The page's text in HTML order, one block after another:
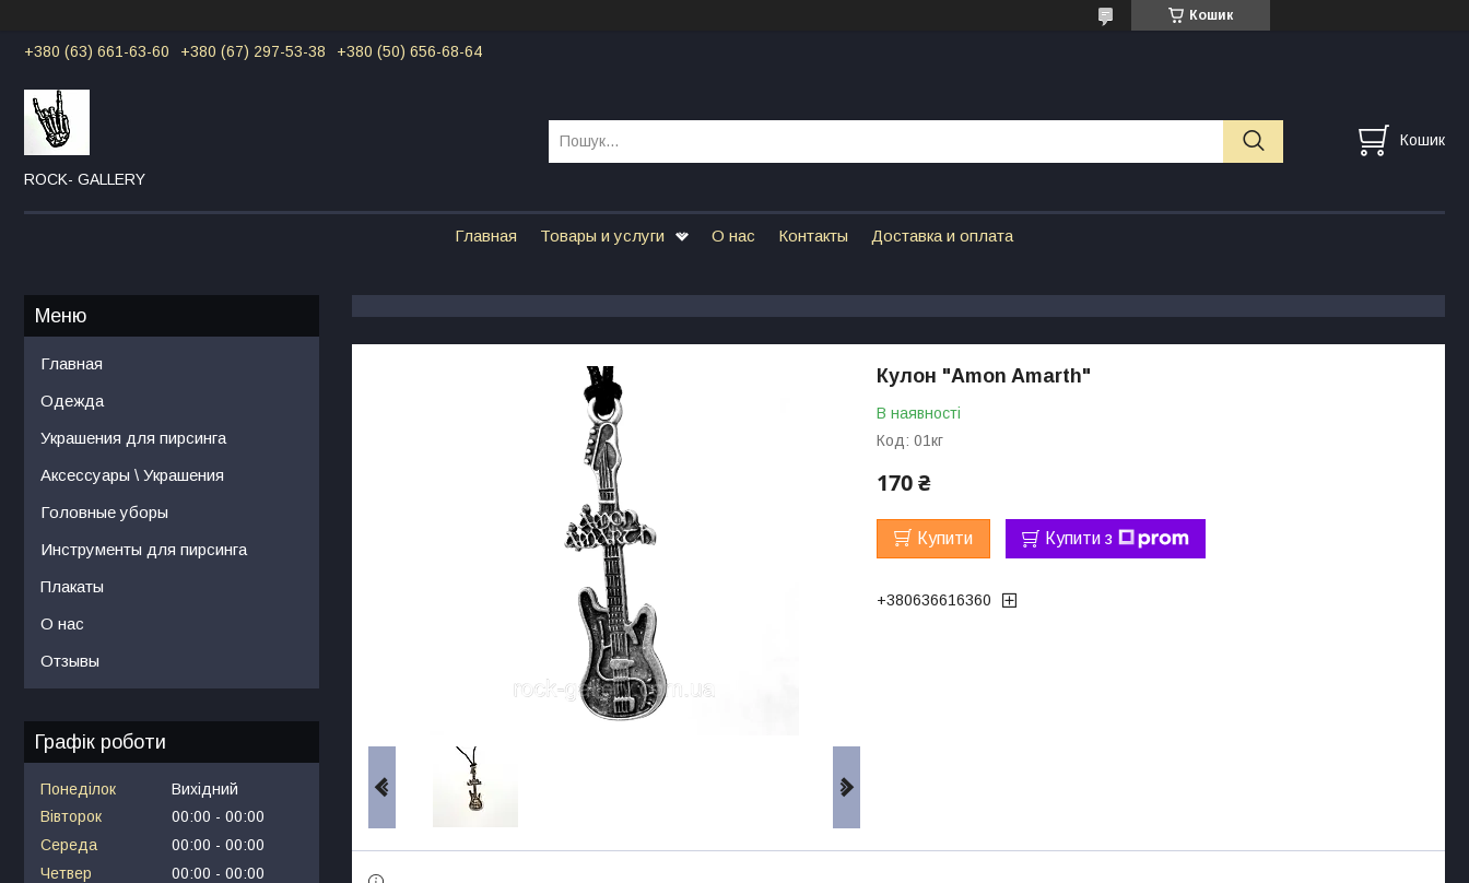
Кошик
+380 (63) 661-63-60 +380 (67) 297-53-38 +380 (50) 656-68-64
ROCK- GALLERY
Кошик
Главная Товары и услуги О нас Контакты Доставка и оплата
Кулон "Amon Amarth"
В наявності
Код: 01кг
170 ₴
Купити Купити з
+380636616360
Главная
Одежда
Украшения для пирсинга
Аксессуары \ Украшения
Головные уборы
Инструменты для пирсинга
Плакаты
О нас
Отзывы
Графік роботи
Понеділок
Вихідний
Вівторок
00:00
00:00
Середа
00:00
00:00
Четвер
00:00
00:00